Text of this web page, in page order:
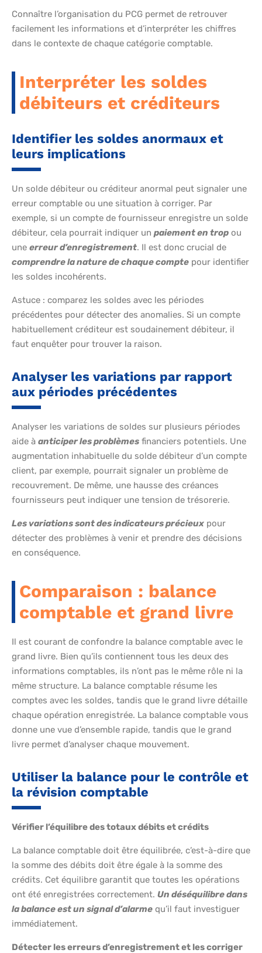
Connaître l’organisation du PCG permet de retrouver
facilement les informations et d’interpréter les chiffres
dans le contexte de chaque catégorie comptable.
Interpréter les soldes
débiteurs et créditeurs
Identifier les soldes anormaux et
leurs implications
Un solde débiteur ou créditeur anormal peut signaler une
erreur comptable ou une situation à corriger. Par
exemple, si un compte de fournisseur enregistre un solde
débiteur, cela pourrait indiquer un paiement en trop ou
une erreur d’enregistrement. Il est donc crucial de
comprendre la nature de chaque compte pour identifier
les soldes incohérents.
Astuce : comparez les soldes avec les périodes
précédentes pour détecter des anomalies. Si un compte
habituellement créditeur est soudainement débiteur, il
faut enquêter pour trouver la raison.
Analyser les variations par rapport
aux périodes précédentes
Analyser les variations de soldes sur plusieurs périodes
aide à anticiper les problèmes financiers potentiels. Une
augmentation inhabituelle du solde débiteur d’un compte
client, par exemple, pourrait signaler un problème de
recouvrement. De même, une hausse des créances
fournisseurs peut indiquer une tension de trésorerie.
Les variations sont des indicateurs précieux pour
détecter des problèmes à venir et prendre des décisions
en conséquence.
Comparaison : balance
comptable et grand livre
Il est courant de confondre la balance comptable avec le
grand livre. Bien qu’ils contiennent tous les deux des
informations comptables, ils n’ont pas le même rôle ni la
même structure. La balance comptable résume les
comptes avec les soldes, tandis que le grand livre détaille
chaque opération enregistrée. La balance comptable vous
donne une vue d’ensemble rapide, tandis que le grand
livre permet d’analyser chaque mouvement.
Utiliser la balance pour le contrôle et
la révision comptable
Vérifier l’équilibre des totaux débits et crédits
La balance comptable doit être équilibrée, c’est-à-dire que
la somme des débits doit être égale à la somme des
crédits. Cet équilibre garantit que toutes les opérations
ont été enregistrées correctement. Un déséquilibre dans
la balance est un signal d’alarme qu’il faut investiguer
immédiatement.
Détecter les erreurs d’enregistrement et les corriger